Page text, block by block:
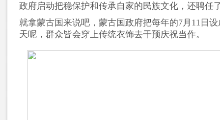
政府启动把稳保护和传承自家的民族文化，还聘任
就拿蒙古国来说吧，蒙古国政府把每年的7月11日
天呢，群众皆会穿上传统衣饰去干预庆祝当作。